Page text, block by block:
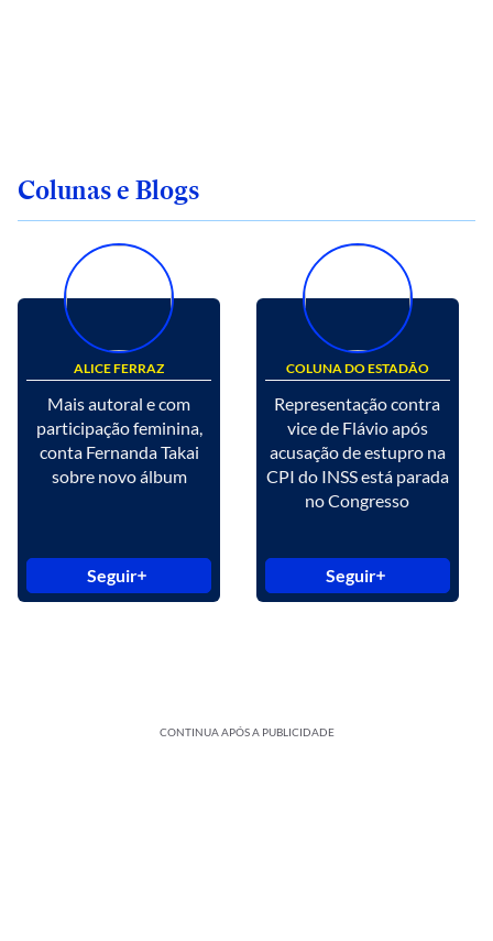
Colunas e Blogs
ALICE FERRAZ
Mais autoral e com
participação feminina,
conta Fernanda Takai
sobre novo álbum
Seguir
COLUNA DO ESTADÃO
Representação contra
vice de Flávio após
acusação de estupro na
CPI do INSS está parada
no Congresso
Seguir
CONTINUA APÓS A PUBLICIDADE